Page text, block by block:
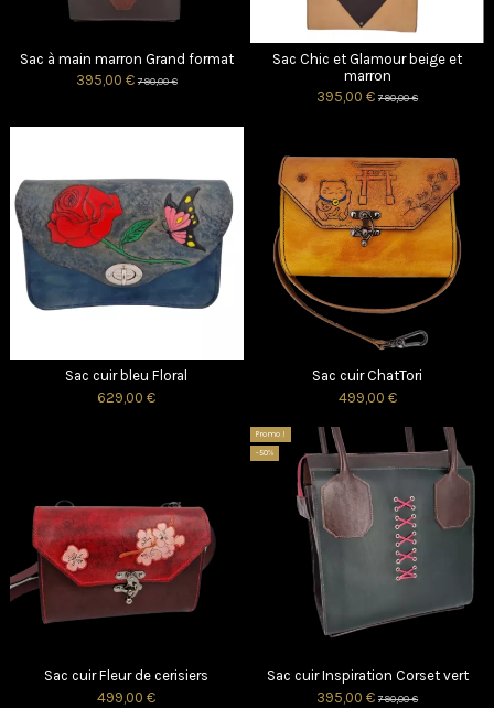
Sac à main marron Grand format
395,00 €790,00 €
Sac Chic et Glamour beige et
marron
395,00 €790,00 €
Sac cuir bleu Floral
629,00 €
Sac cuir ChatTori
499,00 €
Sac cuir Fleur de cerisiers
499,00 €
Promo !
-50%
Sac cuir Inspiration Corset vert
395,00 €790,00 €